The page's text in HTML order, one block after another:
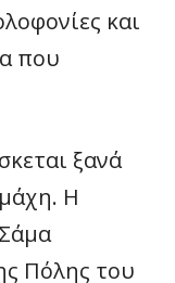
και
που
ξανά
Η
Πόλης του